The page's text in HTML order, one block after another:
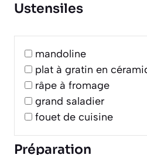
Ustensiles
mandoline
plat à gratin en
râpe à fromage
grand saladier
fouet de cuisine
Préparation